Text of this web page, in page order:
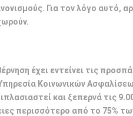
Για τον λόγο αυτό,
έχει εντείνει τις
Κοινωνικών
και ξεπερνά τις
περισσότερο από το 75%